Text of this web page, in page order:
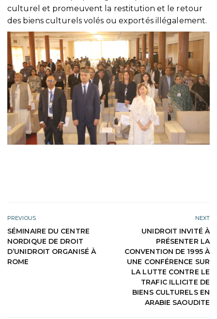
culturel et promeuvent la restitution et le retour
des biens culturels volés ou exportés illégalement.
PREVIOUS
SÉMINAIRE DU CENTRE
NORDIQUE DE DROIT
D’UNIDROIT ORGANISÉ À
ROME
NEXT
UNIDROIT INVITÉ À
PRÉSENTER LA
CONVENTION DE 1995 À
UNE CONFÉRENCE SUR
LA LUTTE CONTRE LE
TRAFIC ILLICITE DE
BIENS CULTURELS EN
ARABIE SAOUDITE